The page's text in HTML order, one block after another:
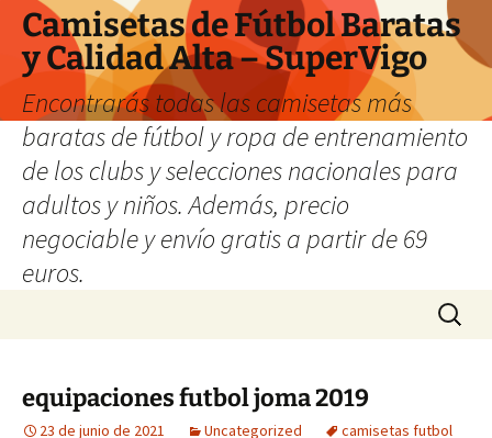
Camisetas de Fútbol Baratas
y Calidad Alta – SuperVigo
Encontrarás todas las camisetas más
baratas de fútbol y ropa de entrenamiento
de los clubs y selecciones nacionales para
adultos y niños. Además, precio
negociable y envío gratis a partir de 69
euros.
Buscar:
equipaciones futbol joma 2019
23 de junio de 2021 Uncategorized
camisetas futbol